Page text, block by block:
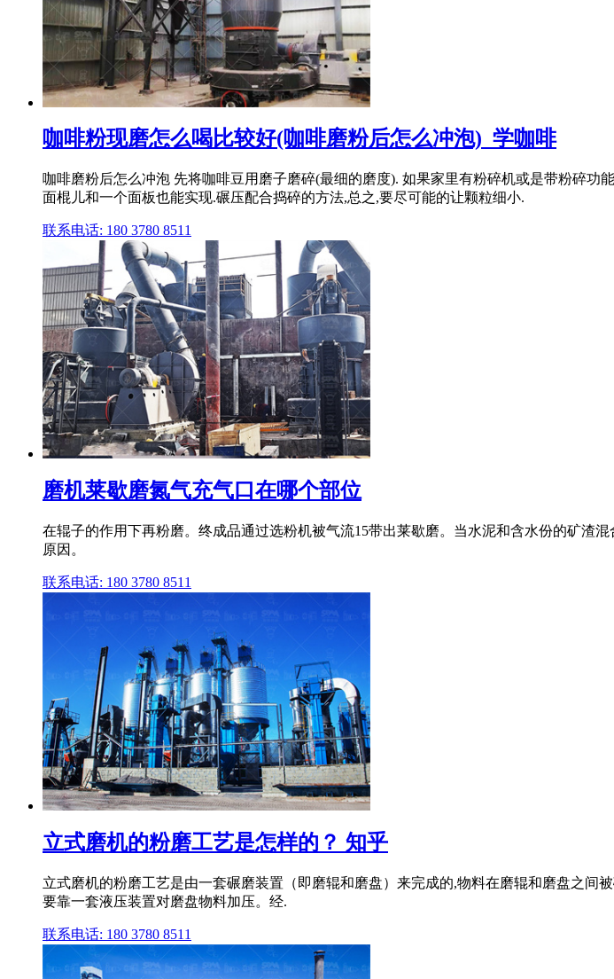
咖啡粉现磨怎么喝比较好(咖啡磨粉后怎么冲泡)_学咖啡
咖啡磨粉后怎么冲泡 先将咖啡豆用磨子磨碎(最细的磨度). 如果家里有粉碎机或是带粉碎
面棍儿和一个面板也能实现.碾压配合捣碎的方法,总之,要尽可能的让颗粒细小.
联系电话: 180 3780 8511
磨机莱歇磨氮气充气口在哪个部位
在辊子的作用下再粉磨。终成品通过选粉机被气流15带出莱歇磨。当水泥和含水份的矿渣
原因。
联系电话: 180 3780 8511
立式磨机的粉磨工艺是怎样的？ 知乎
立式磨机的粉磨工艺是由一套碾磨装置（即磨辊和磨盘）来完成的,物料在磨辊和磨盘之
要靠一套液压装置对磨盘物料加压。经.
联系电话: 180 3780 8511